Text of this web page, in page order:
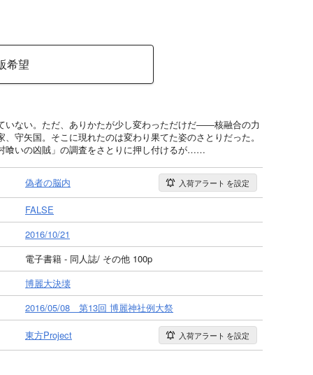
希望
いない。ただ、ありかたが少し変わっただけだ――核融合の力
守矢国。そこに現れたのは変わり果てた姿のさとりだった。
喰いの凶賊」の調査をさとりに押し付けるが……
偽者の脳内 入荷アラート を設定
FALSE
2016/10/21
電子書籍 - 同人誌/ その他 100p
博麗大決壊
2016/05/08 第13回 博麗神社例大祭
東方Project 入荷アラート を設定